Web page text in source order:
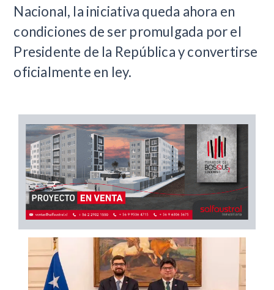
Nacional, la iniciativa queda ahora en
condiciones de ser promulgada por el
Presidente de la República y convertirse
oficialmente en ley.